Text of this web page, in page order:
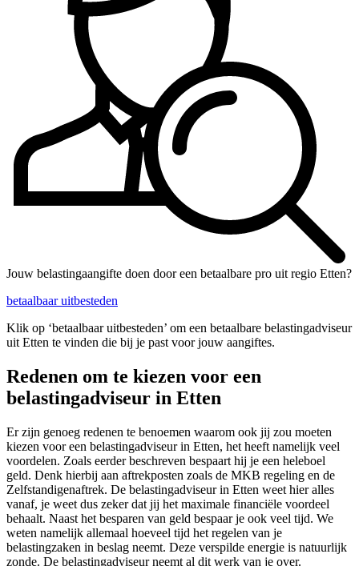
Jouw belastingaangifte doen door een betaalbare pro uit regio Etten?
betaalbaar uitbesteden
Klik op ‘betaalbaar uitbesteden’ om een betaalbare belastingadviseur
uit Etten te vinden die bij je past voor jouw aangiftes.
Redenen om te kiezen voor een
belastingadviseur in Etten
Er zijn genoeg redenen te benoemen waarom ook jij zou moeten
kiezen voor een belastingadviseur in Etten, het heeft namelijk veel
voordelen. Zoals eerder beschreven bespaart hij je een heleboel
geld. Denk hierbij aan aftrekposten zoals de MKB regeling en de
Zelfstandigenaftrek. De belastingadviseur in Etten weet hier alles
vanaf, je weet dus zeker dat jij het maximale financiële voordeel
behaalt. Naast het besparen van geld bespaar je ook veel tijd. We
weten namelijk allemaal hoeveel tijd het regelen van je
belastingzaken in beslag neemt. Deze verspilde energie is natuurlijk
zonde. De belastingadviseur neemt al dit werk van je over.